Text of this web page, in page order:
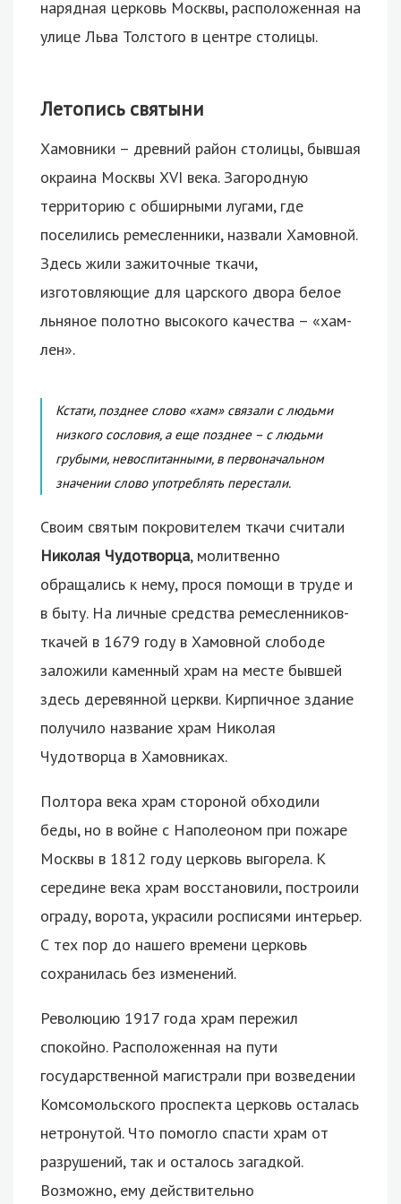
нарядная церковь Москвы, расположенная на
улице Льва Толстого в центре столицы.
Летопись святыни
Хамовники – древний район столицы, бывшая
окраина Москвы XVI века. Загородную
территорию с обширными лугами, где
поселились ремесленники, назвали Хамовной.
Здесь жили зажиточные ткачи,
изготовляющие для царского двора белое
льняное полотно высокого качества – «хам-
лен».
Кстати, позднее слово «хам» связали с людьми
низкого сословия, а еще позднее – с людьми
грубыми, невоспитанными, в первоначальном
значении слово употреблять перестали.
Своим святым покровителем ткачи считали
Николая Чудотворца, молитвенно
обращались к нему, прося помощи в труде и
в быту. На личные средства ремесленников-
ткачей в 1679 году в Хамовной слободе
заложили каменный храм на месте бывшей
здесь деревянной церкви. Кирпичное здание
получило название храм Николая
Чудотворца в Хамовниках.
Полтора века храм стороной обходили
беды, но в войне с Наполеоном при пожаре
Москвы в 1812 году церковь выгорела. К
середине века храм восстановили, построили
ограду, ворота, украсили росписями интерьер.
С тех пор до нашего времени церковь
сохранилась без изменений.
Революцию 1917 года храм пережил
спокойно. Расположенная на пути
государственной магистрали при возведении
Комсомольского проспекта церковь осталась
нетронутой. Что помогло спасти храм от
разрушений, так и осталось загадкой.
Возможно, ему действительно